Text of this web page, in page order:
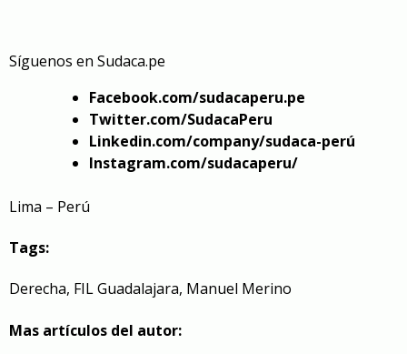
Síguenos en Sudaca.pe
Facebook.com/sudacaperu.pe
Twitter.com/SudacaPeru
Linkedin.com/company/sudaca-perú
Instagram.com/sudacaperu/
Lima – Perú
Tags:
Derecha, FIL Guadalajara, Manuel Merino
Mas artículos del autor: